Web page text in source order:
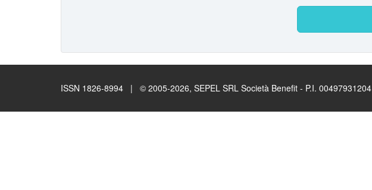
ISSN 1826-8994 | © 2005-2026, SEPEL SRL Società Benefit - P.I. 00497931204